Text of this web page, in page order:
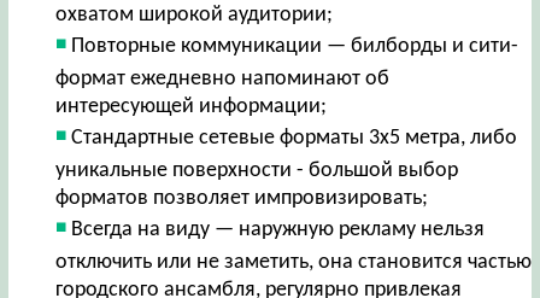
охватом широкой аудитории;
Повторные коммуникации — билборды и сити-
формат ежедневно напоминают об
интересующей информации;
Стандартные сетевые форматы 3х5 метра, либо
уникальные поверхности - большой выбор
форматов позволяет импровизировать;
Всегда на виду — наружную рекламу нельзя
отключить или не заметить, она становится частью
городского ансамбля, регулярно привлекая